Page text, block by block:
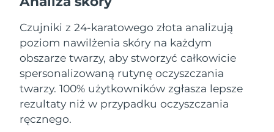
Czujniki z 24-karatowego złota analizują
poziom nawilżenia skóry na każdym
obszarze twarzy, aby stworzyć całkowicie
spersonalizowaną rutynę oczyszczania
twarzy. 100% użytkowników zgłasza lepsze
rezultaty niż w przypadku oczyszczania
ręcznego.
Liban
Litwa
Oczekiwany czas dostawy
8/10/26
Luksemburg
Oczekiwany czas dostawy
8/10/26
SRA Makau (Chiny)